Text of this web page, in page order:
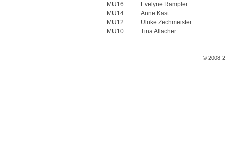
MU16
Evelyne Rampler
MU14
Anne Kast
MU12
Ulrike Zechmeister
MU10
Tina Allacher
© 2008-